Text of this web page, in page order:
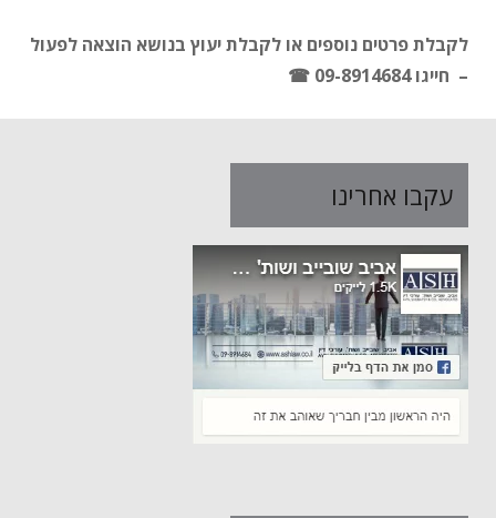
לקבלת פרטים נוספים או לקבלת יעוץ בנושא הוצאה לפעול
– חייגו 09-8914684 ☎
עקבו אחרינו